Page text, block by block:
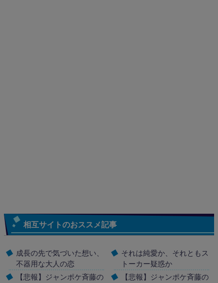
相互サイトのおススメ記事
成長の先で気づいた想い、
不器用な大人の恋
【悲報】ジャンポケ斉藤の
それは純愛か、それともス
トーカー疑惑か
【悲報】ジャンポケ斉藤の